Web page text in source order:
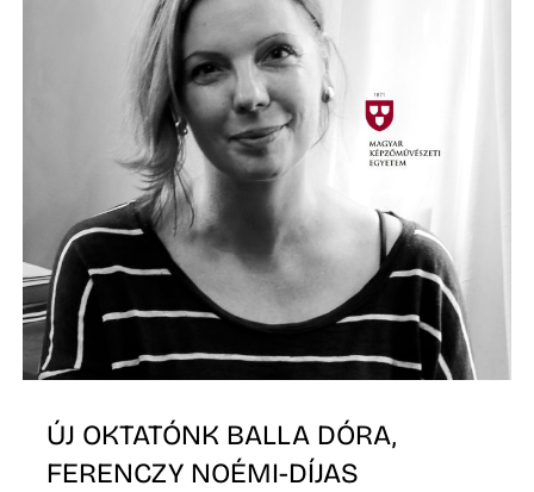
ÚJ OKTATÓNK BALLA DÓRA,
FERENCZY NOÉMI-DÍJAS